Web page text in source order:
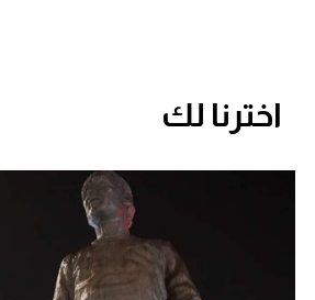
اخترنا لك